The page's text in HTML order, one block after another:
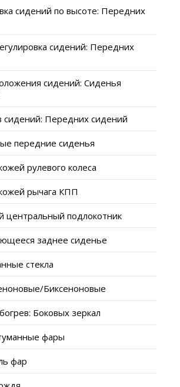
сидений по высоте: Передних
сидений: Передних
сидений: Сиденья
сидений: Передних сидений
передние сиденья
рулевого колеса
рычага КПП
центральный подлокотник
заднее сиденье
стекла
Биксеноновые
Боковых зеркал
фары
фар